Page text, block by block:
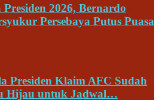
2026, Bernardo
Persebaya Putus Puasa
Presiden Klaim AFC Sudah
Hijau untuk Jadwal…